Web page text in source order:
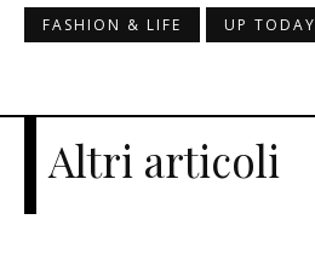
FASHION & LIFE UP TODAY
Altri articoli